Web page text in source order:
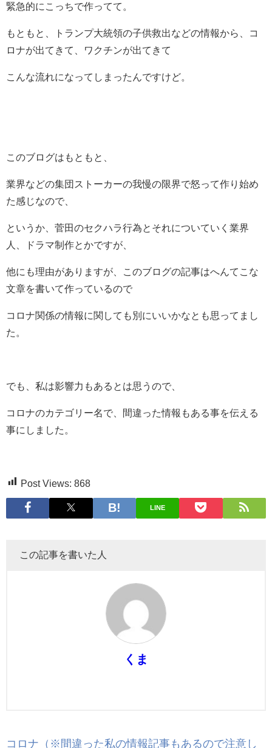
緊急的にこっちで作ってて。
もともと、トランプ大統領の子供救出などの情報から、コ
ロナが出てきて、ワクチンが出てきて
こんな流れになってしまったんですけど。
このブログはもともと、
業界などの集団ストーカーの我慢の限界で怒って作り始め
た感じなので、
というか、菅田のセクハラ行為とそれについていく業界
人、ドラマ制作とかですが、
他にも理由がありますが、このブログの記事はへんてこな
文章を書いて作っているので
コロナ関係の情報に関しても別にいいかなとも思ってまし
た。
でも、私は影響力もあるとは思うので、
コロナのカテゴリー名で、間違った情報もある事を伝える
事にしました。
Post Views: 868
LINE
この記事を書いた人
くま
コロナ（※間違った私の情報記事もあるので注意し